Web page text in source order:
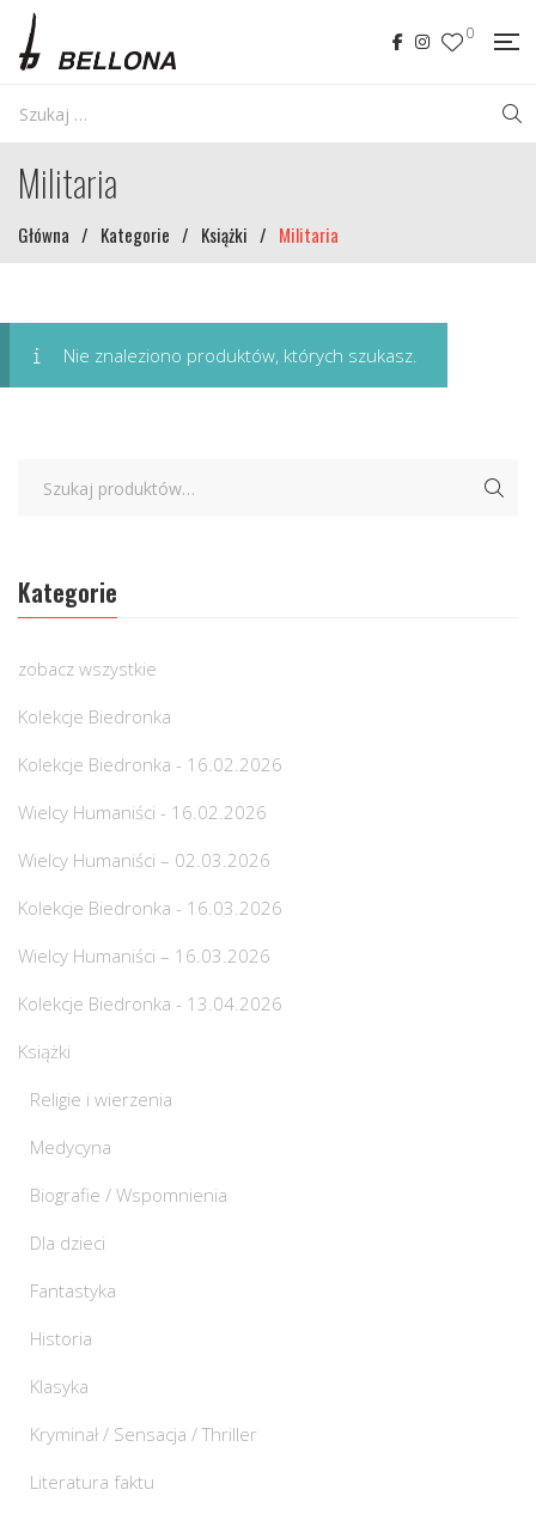
0
Militaria
Główna / Kategorie / Książki / Militaria
Nie znaleziono produktów, których szukasz.
Kategorie
zobacz wszystkie
Kolekcje Biedronka
Kolekcje Biedronka - 16.02.2026
Wielcy Humaniści - 16.02.2026
Wielcy Humaniści – 02.03.2026
Kolekcje Biedronka - 16.03.2026
Wielcy Humaniści – 16.03.2026
Kolekcje Biedronka - 13.04.2026
Książki
Religie i wierzenia
Medycyna
Biografie / Wspomnienia
Dla dzieci
Fantastyka
Historia
Klasyka
Kryminał / Sensacja / Thriller
Literatura faktu